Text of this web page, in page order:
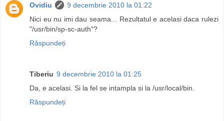
Ovidiu
9 decembrie 2010 la 01:22
Nici eu nu imi dau seama... Rezultatul e acelasi daca rulezi
"/usr/bin/sp-sc-auth"?
Răspundeți
Tiberiu 9 decembrie 2010 la 01:25
Da, e acelasi. Si la fel se intampla si la /usr/local/bin.
Răspundeți